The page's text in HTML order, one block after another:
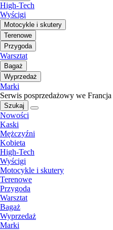
High-Tech
Wyścigi
Motocykle i skutery
Terenowe
Przygoda
Warsztat
Bagaż
Wyprzedaż
Marki
Serwis posprzedażowy we Francja
Szukaj
Nowości
Kaski
Mężczyźni
Kobieta
High-Tech
Wyścigi
Motocykle i skutery
Terenowe
Przygoda
Warsztat
Bagaż
Wyprzedaż
Marki